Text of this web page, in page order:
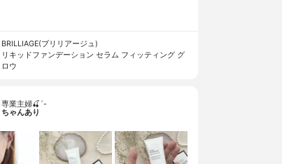
BRILLIAGE(ブリリアージュ)
リキッドファンデーション セラム フィッティング グ
ロウ
専業主婦🍒´-
ちゃんあり